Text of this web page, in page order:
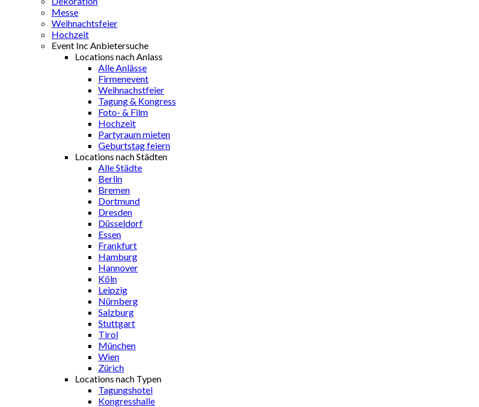
Messe
Weihnachtsfeier
Hochzeit
Event Inc Anbietersuche
Locations nach Anlass
Alle Anlässe
Firmenevent
Weihnachstfeier
Tagung & Kongress
Foto- & Film
Hochzeit
Partyraum mieten
Geburtstag feiern
Locations nach Städten
Alle Städte
Berlin
Bremen
Dortmund
Dresden
Düsseldorf
Essen
Frankfurt
Hamburg
Hannover
Köln
Leipzig
Nürnberg
Salzburg
Stuttgart
Tirol
München
Wien
Zürich
Locations nach Typen
Tagungshotel
Kongresshalle